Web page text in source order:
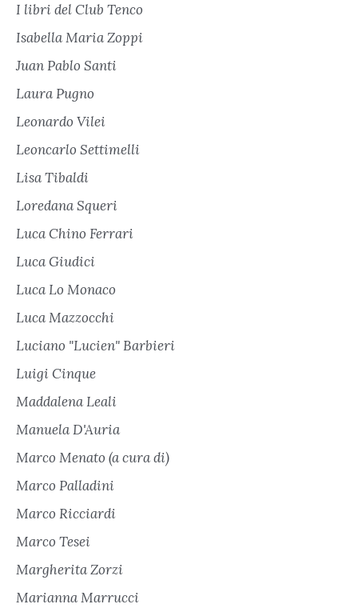
I libri del Club Tenco
Isabella Maria Zoppi
Juan Pablo Santi
Laura Pugno
Leonardo Vilei
Leoncarlo Settimelli
Lisa Tibaldi
Loredana Squeri
Luca Chino Ferrari
Luca Giudici
Luca Lo Monaco
Luca Mazzocchi
Luciano "Lucien" Barbieri
Luigi Cinque
Maddalena Leali
Manuela D'Auria
Marco Menato (a cura di)
Marco Palladini
Marco Ricciardi
Marco Tesei
Margherita Zorzi
Marianna Marrucci